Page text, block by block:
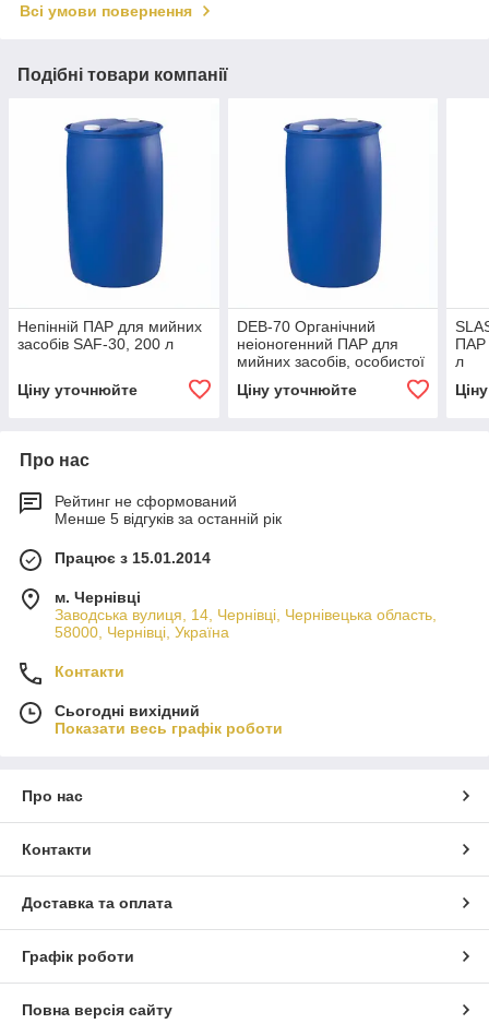
Всі умови повернення
Подібні товари компанії
Непінній ПАР для мийних
засобів SAF-30, 200 л
Ціну уточнюйте
DEB-70 Органічний
неіоногенний ПАР для
мийних засобів, особистої
Ціну уточнюйте
ПАР
л
Про нас
Рейтинг не сформований
Менше 5 відгуків за останній рік
Працює з 15.01.2014
м. Чернівці
Заводська вулиця, 14, Чернівці, Чернівецька область,
58000, Чернівці, Україна
Контакти
Сьогодні вихідний
Показати весь графік роботи
Про нас
Контакти
Доставка та оплата
Графік роботи
Повна версія сайту